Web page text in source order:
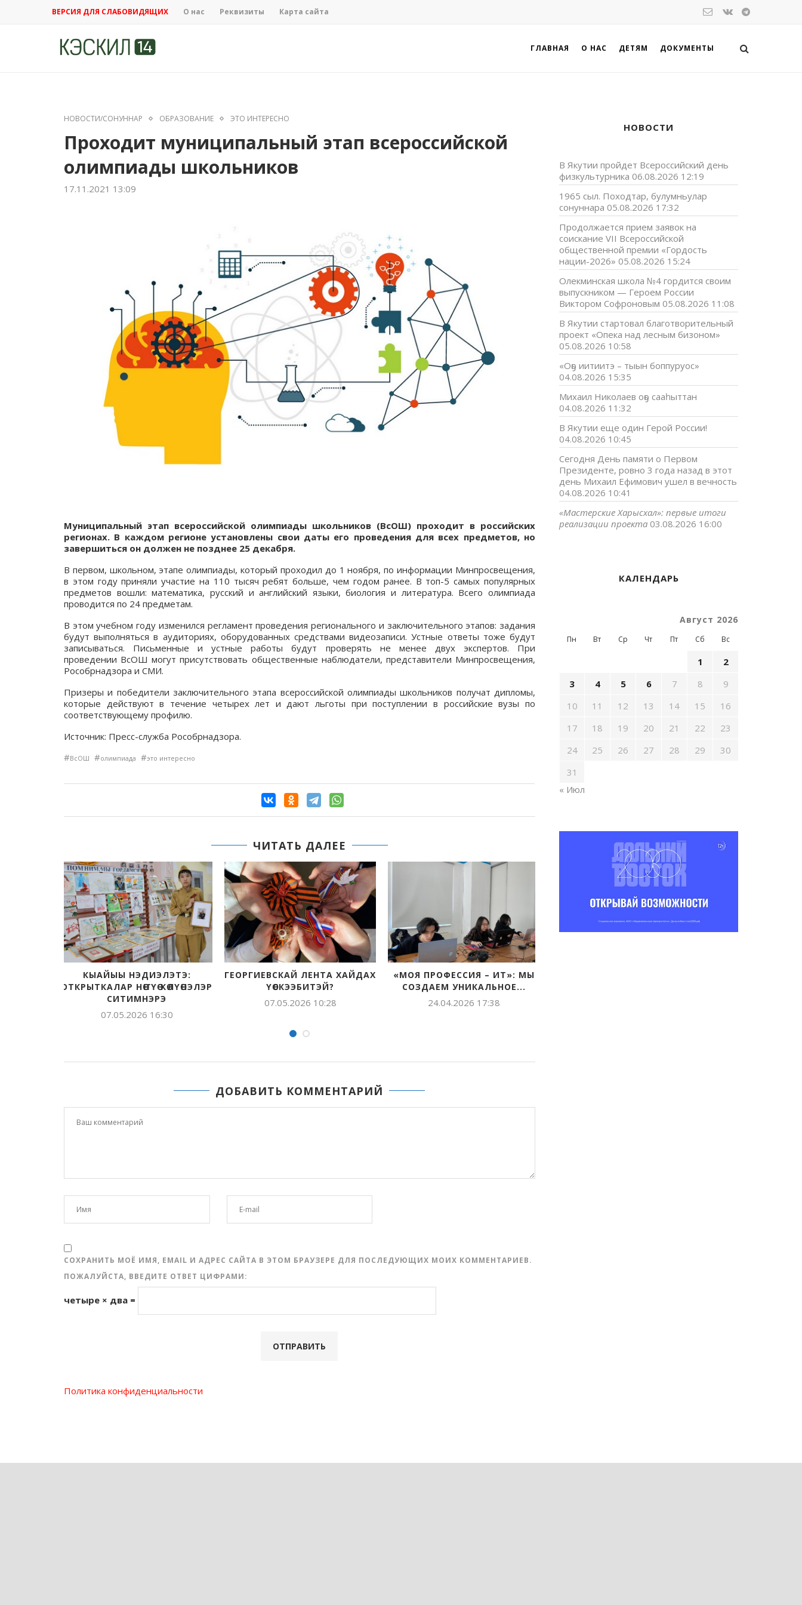
ВЕРСИЯ ДЛЯ СЛАБОВИДЯЩИХ О нас Реквизиты Карта сайта
ГЛАВНАЯ О НАС ДЕТЯМ ДОКУМЕНТЫ
НОВОСТИ/СОНУННАР ОБРАЗОВАНИЕ ЭТО ИНТЕРЕСНО
Проходит муниципальный этап всероссийской
олимпиады школьников
17.11.2021 13:09
Муниципальный этап всероссийской олимпиады школьников (ВсОШ) проходит в российских
регионах. В каждом регионе установлены свои даты его проведения для всех предметов, но
завершиться он должен не позднее 25 декабря.
В первом, школьном, этапе олимпиады, который проходил до 1 ноября, по информации Минпросвещения,
в этом году приняли участие на 110 тысяч ребят больше, чем годом ранее. В топ-5 самых популярных
предметов вошли: математика, русский и английский языки, биология и литература. Всего олимпиада
проводится по 24 предметам.
В этом учебном году изменился регламент проведения регионального и заключительного этапов: задания
будут выполняться в аудиториях, оборудованных средствами видеозаписи. Устные ответы тоже будут
записываться. Письменные и устные работы будут проверять не менее двух экспертов. При
проведении ВсОШ могут присутствовать общественные наблюдатели, представители Минпросвещения,
Рособрнадзора и СМИ.
Призеры и победители заключительного этапа всероссийской олимпиады школьников получат дипломы,
которые действуют в течение четырех лет и дают льготы при поступлении в российские вузы по
соответствующему профилю.
Источник: Пресс-служба Рособрнадзора.
#ВсОШ #олимпиада #это интересно
ЧИТАТЬ ДАЛЕЕ
ГЕОРГИЕВСКАЙ ЛЕНТА ХАЙДАХ
ҮӨСКЭЭБИТЭЙ?
07.05.2026 10:28
«МОЯ ПРОФЕССИЯ – ИТ»: МЫ
СОЗДАЕМ УНИКАЛЬНОЕ...
24.04.2026 17:38
УЧУУТАЛЫ КЫНАТТЫЫР,
САЙЫННАРАР КҮРЭХ
17.04.2026 17:04
«РАССКАЖИ О ГЛАВНОМ»:
ТОРЖЕСТВЕННОЕ ОТКРЫТИЕ
ДОБАВИТЬ КОММЕНТАРИЙ
СОХРАНИТЬ МОЁ ИМЯ, EMAIL И АДРЕС САЙТА В ЭТОМ БРАУЗЕРЕ ДЛЯ ПОСЛЕДУЮЩИХ МОИХ КОММЕНТАРИЕВ.
ПОЖАЛУЙСТА, ВВЕДИТЕ ОТВЕТ ЦИФРАМИ:
четыре × два =
Политика конфиденциальности
НОВОСТИ
В Якутии пройдет Всероссийский день
физкультурника 06.08.2026 12:19
1965 сыл. Походтар, булумньулар
сонуннара 05.08.2026 17:32
Продолжается прием заявок на
соискание VII Всероссийской
общественной премии «Гордость
нации-2026» 05.08.2026 15:24
Олекминская школа №4 гордится своим
выпускником — Героем России
Виктором Софроновым 05.08.2026 11:08
В Якутии стартовал благотворительный
проект «Опека над лесным бизоном»
05.08.2026 10:58
«Оҕо иитиитэ – тыын боппуруос»
04.08.2026 15:35
Михаил Николаев оҕо сааһыттан
04.08.2026 11:32
В Якутии еще один Герой России!
04.08.2026 10:45
Сегодня День памяти о Первом
Президенте, ровно 3 года назад в этот
день Михаил Ефимович ушел в вечность
04.08.2026 10:41
«Мастерские Харысхал»: первые итоги
реализации проекта 03.08.2026 16:00
КАЛЕНДАРЬ
Август 2026
Пн Вт Ср Чт Пт Сб Вс
1
2
3
4 5 6 7 8
9
10
11 12 13 14 15
16
17
18 19 20 21 22
23
24
25 26 27 28 29
30
31
« Июл